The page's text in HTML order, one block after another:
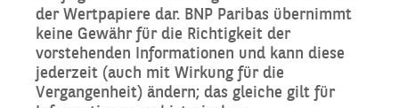
der Wertpapiere dar. BNP Paribas übernimmt
keine Gewähr für die Richtigkeit der
vorstehenden Informationen und kann diese
jederzeit (auch mit Wirkung für die
Vergangenheit) ändern; das gleiche gilt für